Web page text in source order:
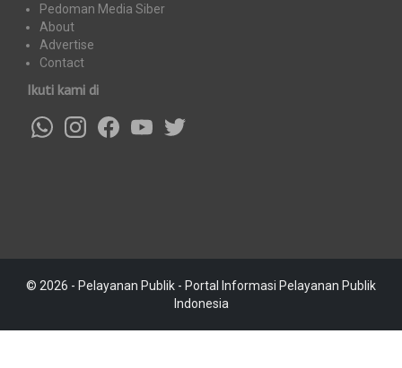
Pedoman Media Siber
About
Advertise
Contact
Ikuti kami di
© 2026 - Pelayanan Publik - Portal Informasi Pelayanan Publik
Indonesia